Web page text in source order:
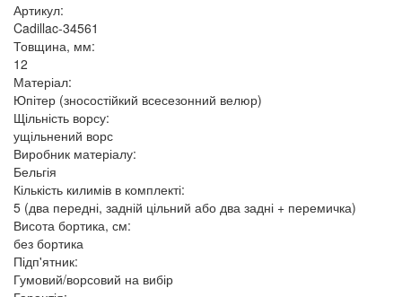
Артикул:
Cadillac-34561
Товщина, мм:
12
Матеріал:
Юпітер (зносостійкий всесезонний велюр)
Щільність ворсу:
ущільнений ворс
Виробник матеріалу:
Бельгія
Кількість килимів в комплекті:
5 (два передні, задній цільний або два задні + перемичка)
Висота бортика, см:
без бортика
Підп'ятник:
Гумовий/ворсовий на вибір